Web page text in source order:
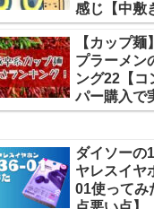
感じ【中敷
【カップ
プラーメン
ング22【コ
パー購入で
ダイソーの
ヤレスイヤ
01使ってみ